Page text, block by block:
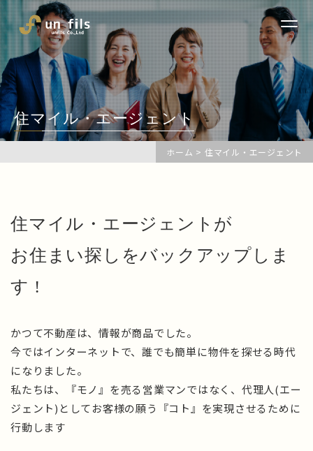
住マイル・エージェント
ホーム > 住マイル・エージェント
住マイル・エージェントが
お住まい探しをバックアップしま
す !
かつて不動産は、情報が商品でした。
今ではインターネットで、誰でも簡単に物件を探せる時代
になりました。
私たちは、『モノ』を売る営業マンではなく、代理人(エー
ジェント)としてお客様の願う『コト』を実現させるために
行動します